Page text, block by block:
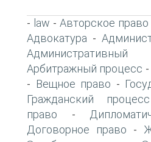
- law - Авторское право
Адвокатура -
Арбитражный процесс -
- Вещное право -
Гражданский процесс
право -
Договорное право -